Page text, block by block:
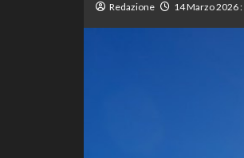
Redazione 14 Marzo 2026